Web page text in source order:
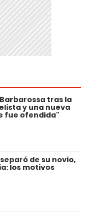
tras la
y una nueva
fue ofendida"
de su novio,
los motivos